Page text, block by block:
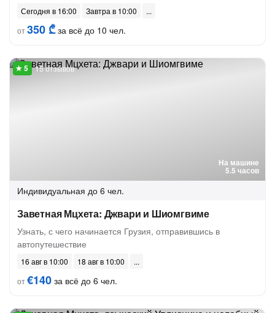
Сегодня в 16:00
Завтра в 10:00
от350 ₾за всё до 10 чел.
На машине
5.5 часов
15 отзывов
Индивидуальная до 6 чел.
Заветная Мцхета: Джвари и Шиомгвиме
Узнать, с чего начинается Грузия, отправившись в
автопутешествие
16 авг в 10:00
18 авг в 10:00
от€140 за всё до 6 чел.